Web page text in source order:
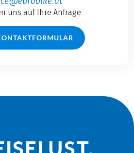
uns auf Ihre Anfrage